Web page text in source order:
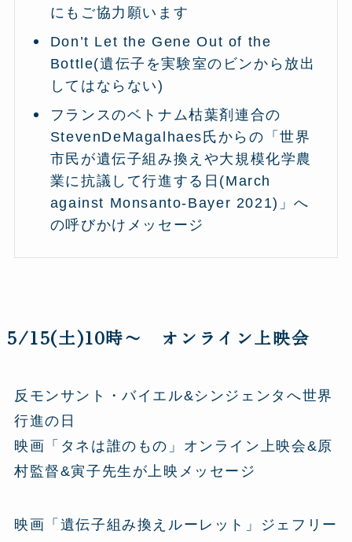
にもご協力願います
Don’t Let the Gene Out of the
Bottle(遺伝子を実験室のビンから放出
してはならない)
フランスのベトナム枯葉剤連合の
StevenDeMagalhaes氏からの「世界
市民が遺伝子組み換えや大規模化学農
業に抗議して行進する日(March
against Monsanto-Bayer 2021)」へ
の呼びかけメッセージ
5/15(土)10時〜 オンライン上映会
反モンサント・バイエル&シンジェンタへ世界
行進の日
映画「タネは誰のもの」オンライン上映会&原
村監督&寅子先生が上映メッセージ
映画「遺伝子組み換えルーレット」ジェフリー